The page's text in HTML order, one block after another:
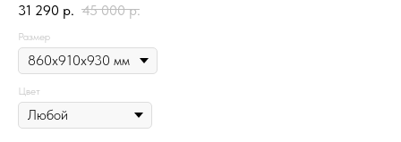
31 290 р. 45 000 р.
Размер
Цвет